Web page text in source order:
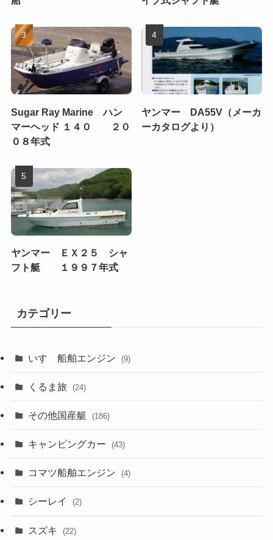
Sugar Ray Marine ハン
マーヘッド １４０ ２０
０８年式
ヤンマー DA55V（メーカ
ーカタログより）
ヤンマー ＥＸ２５ シャ
フト艇 １９９７年式
カテゴリー
いすゞ船舶エンジン (9)
くるま旅 (24)
その他国産艇 (186)
キャンピングカー (43)
コマツ船舶エンジン (4)
シーレイ (2)
スズキ (22)